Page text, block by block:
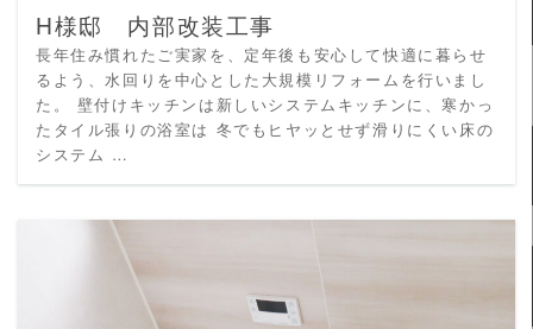
H様邸 内部改装工事
長年住み慣れたご実家を、定年後も安心して快適に暮らせ
るよう、水回りを中心とした大規模リフォームを行いまし
た。 壁付けキッチンは新しいシステムキッチンに、寒かっ
たタイル張りの浴室は 冬でもヒヤッとせず滑りにくい床の
システム …